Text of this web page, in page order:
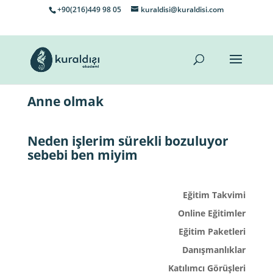
+90(216)449 98 05 kuraldisi@kuraldisi.com
Anne olmak
Neden işlerim sürekli bozuluyor
sebebi ben miyim
Eğitim Takvimi
Online Eğitimler
Eğitim Paketleri
Danışmanlıklar
Katılımcı Görüşleri